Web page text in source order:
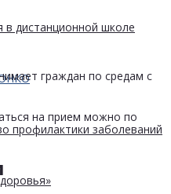
в дистанционной школе
профилактики заболеваний
граждан по средам с
на прием можно по